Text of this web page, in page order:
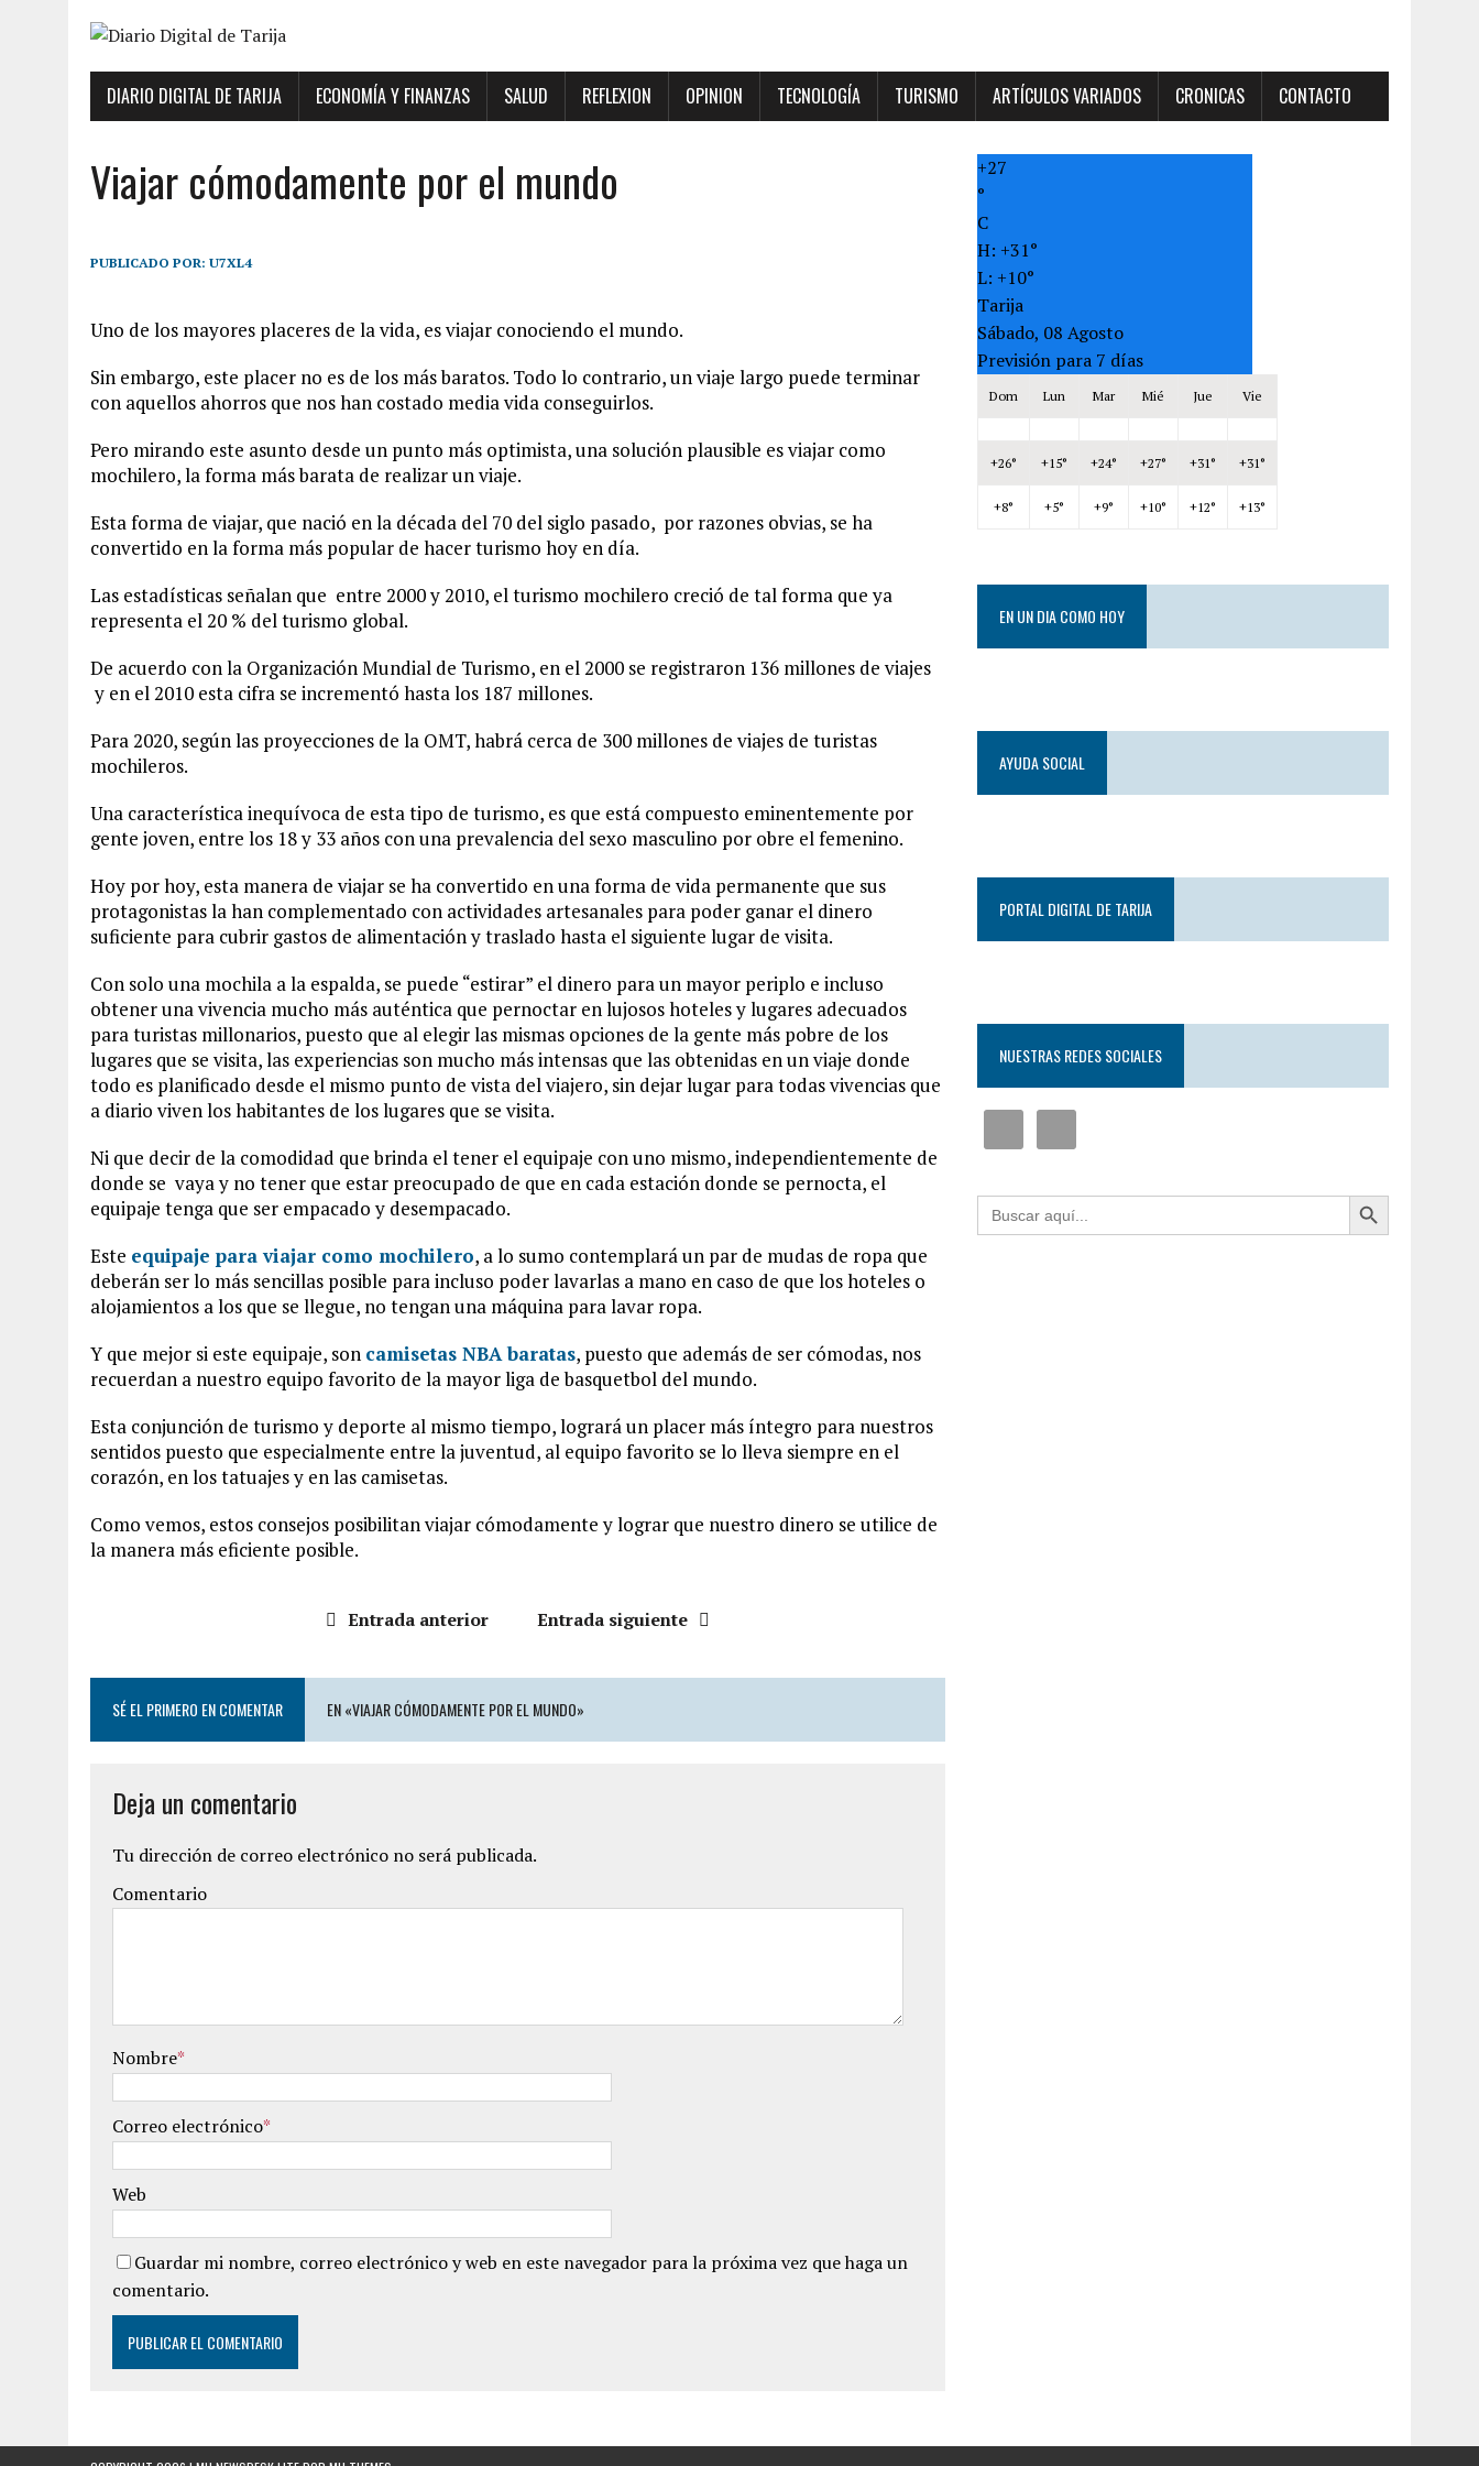
DIARIO DIGITAL DE TARIJA ECONOMÍA Y FINANZAS SALUD REFLEXION OPINION TECNOLOGÍA TURISMO ARTÍCULOS VARIADOS CRONICAS CONTACTO
Viajar cómodamente por el mundo
PUBLICADO POR: U7XL4
Uno de los mayores placeres de la vida, es viajar conociendo el mundo.
Sin embargo, este placer no es de los más baratos. Todo lo contrario, un viaje largo puede terminar
con aquellos ahorros que nos han costado media vida conseguirlos.
Pero mirando este asunto desde un punto más optimista, una solución plausible es viajar como
mochilero, la forma más barata de realizar un viaje.
Esta forma de viajar, que nació en la década del 70 del siglo pasado, por razones obvias, se ha
convertido en la forma más popular de hacer turismo hoy en día.
Las estadísticas señalan que entre 2000 y 2010, el turismo mochilero creció de tal forma que ya
representa el 20 % del turismo global.
De acuerdo con la Organización Mundial de Turismo, en el 2000 se registraron 136 millones de viajes
y en el 2010 esta cifra se incrementó hasta los 187 millones.
Para 2020, según las proyecciones de la OMT, habrá cerca de 300 millones de viajes de turistas
mochileros.
Una característica inequívoca de esta tipo de turismo, es que está compuesto eminentemente por
gente joven, entre los 18 y 33 años con una prevalencia del sexo masculino por obre el femenino.
Hoy por hoy, esta manera de viajar se ha convertido en una forma de vida permanente que sus
protagonistas la han complementado con actividades artesanales para poder ganar el dinero
suficiente para cubrir gastos de alimentación y traslado hasta el siguiente lugar de visita.
Con solo una mochila a la espalda, se puede “estirar” el dinero para un mayor periplo e incluso
obtener una vivencia mucho más auténtica que pernoctar en lujosos hoteles y lugares adecuados
para turistas millonarios, puesto que al elegir las mismas opciones de la gente más pobre de los
lugares que se visita, las experiencias son mucho más intensas que las obtenidas en un viaje donde
todo es planificado desde el mismo punto de vista del viajero, sin dejar lugar para todas vivencias que
a diario viven los habitantes de los lugares que se visita.
Ni que decir de la comodidad que brinda el tener el equipaje con uno mismo, independientemente de
donde se vaya y no tener que estar preocupado de que en cada estación donde se pernocta, el
equipaje tenga que ser empacado y desempacado.
Este equipaje para viajar como mochilero, a lo sumo contemplará un par de mudas de ropa que
deberán ser lo más sencillas posible para incluso poder lavarlas a mano en caso de que los hoteles o
alojamientos a los que se llegue, no tengan una máquina para lavar ropa.
Y que mejor si este equipaje, son camisetas NBA baratas, puesto que además de ser cómodas, nos
recuerdan a nuestro equipo favorito de la mayor liga de basquetbol del mundo.
Esta conjunción de turismo y deporte al mismo tiempo, logrará un placer más íntegro para nuestros
sentidos puesto que especialmente entre la juventud, al equipo favorito se lo lleva siempre en el
corazón, en los tatuajes y en las camisetas.
Como vemos, estos consejos posibilitan viajar cómodamente y lograr que nuestro dinero se utilice de
la manera más eficiente posible.
Entrada anterior Entrada siguiente
SÉ EL PRIMERO EN COMENTAR EN «VIAJAR CÓMODAMENTE POR EL MUNDO»
Deja un comentario
Tu dirección de correo electrónico no será publicada.
Comentario
Nombre*
Correo electrónico*
Web
Guardar mi nombre, correo electrónico y web en este navegador para la próxima vez que haga un
comentario.
+27
°
C
H: +31°
L: +10°
Tarija
Sábado, 08 Agosto
Previsión para 7 días
Dom Lun Mar Mié Jue Vie
+26° +15° +24° +27° +31° +31°
+8° +5° +9° +10° +12° +13°
EN UN DIA COMO HOY
AYUDA SOCIAL
PORTAL DIGITAL DE TARIJA
NUESTRAS REDES SOCIALES
Buscar: Botón de búsqueda